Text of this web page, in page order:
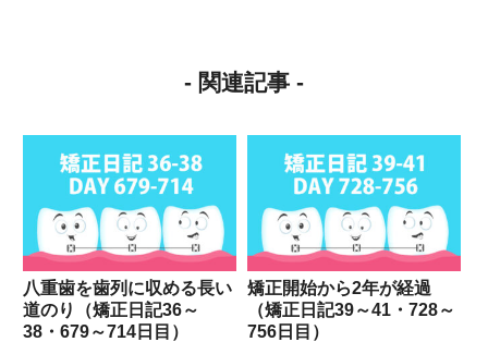
- 関連記事 -
八重歯を歯列に収める長い
道のり（矯正日記36～
38・679～714日目）
矯正開始から2年が経過
（矯正日記39～41・728～
756日目）